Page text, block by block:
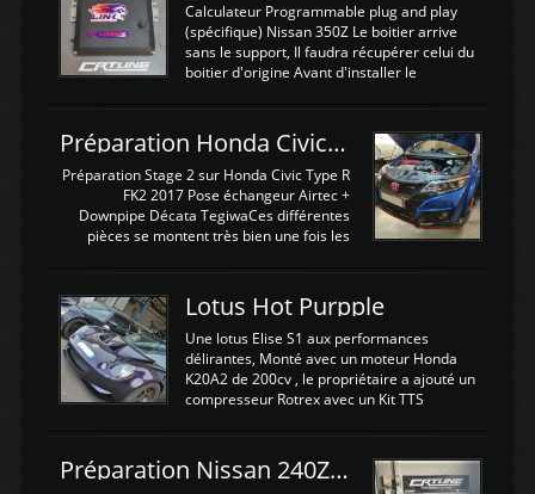
Calculateur Programmable plug and play
(spécifique) Nissan 350Z Le boitier arrive
sans le support, Il faudra récupérer celui du
boitier d'origine Avant d'installer le
d'envoyer l'information de la large bande
dans le boitier. sydney sweeney deepfake
La sortie 0-5V de l'afr sera connectée sur
l'entrée AN Volt 8 et GndAN pour
Analogique, et Volt car l'information est une
tension (Pas une résistance variable d'un
est temps de brancher le ...
Préparation Honda Civic Type R FK2
Préparation Stage 2 sur Honda Civic Type R
FK2 2017 Pose échangeur Airtec +
Downpipe Décata TegiwaCes différentes
pièces se montent très bien une fois les
légere découpe du plastique inferieur,
negénant en rien la structure ou le
fonctionnement du fond plat. Une
reprogrammation Stage 2 est faite sur le
calculateur d'origine. Une alternative
économique au passage sur Hondata
d'origine 310cv et 400Nn , Une fois
reprogrammé et les ...
Lotus Hot Purpple
Une lotus Elise S1 aux performances
délirantes, Monté avec un moteur Honda
K20A2 de 200cv , le propriétaire a ajouté un
compresseur Rotrex avec un Kit TTS
d'augmenter la puissance de son moteur:
un watercooler a été ajouté. 300Cv sans
Préparation Nissan 240Z SR20DET